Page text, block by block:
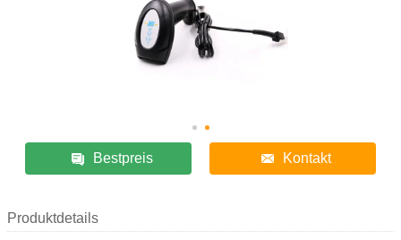
Bestpreis Kontakt
Produktdetails